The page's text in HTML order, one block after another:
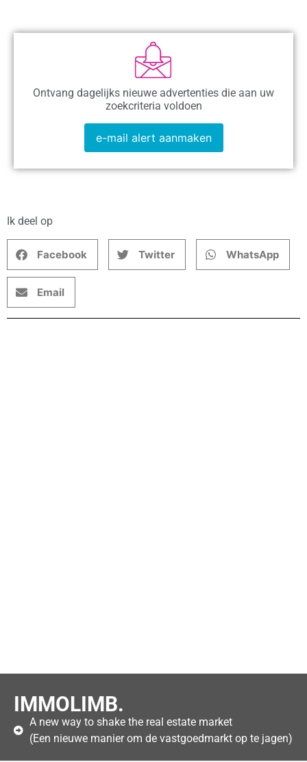
Ontvang dagelijks nieuwe advertenties die aan uw
zoekcriteria voldoen
e-mail alert aanmaken
Ik deel op
Facebook Twitter WhatsApp
Email
IMMOLIMB.
A new way to shake the real estate market
(Een nieuwe manier om de vastgoedmarkt op te jagen)